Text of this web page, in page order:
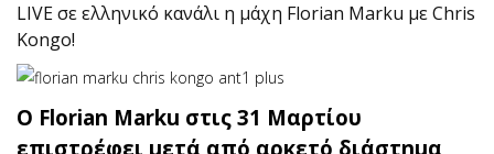
LIVE σε ελληνικό κανάλι η μάχη Florian Marku με Chris
Kongo!
Ο Florian Marku στις 31 Μαρτίου
επιστρέφει μετά από αρκετό διάστημα